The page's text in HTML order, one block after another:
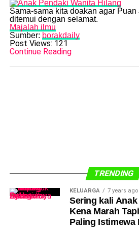
​Sama-sama kita doakan agar
ditemui dengan selamat.
Majalah ilmu
Sumber: borakdaily
Post Views: 121
Continue Reading
TRENDING
KELUARGA 7 years ago
Sering kali
Kena Marah
Paling Istimewa